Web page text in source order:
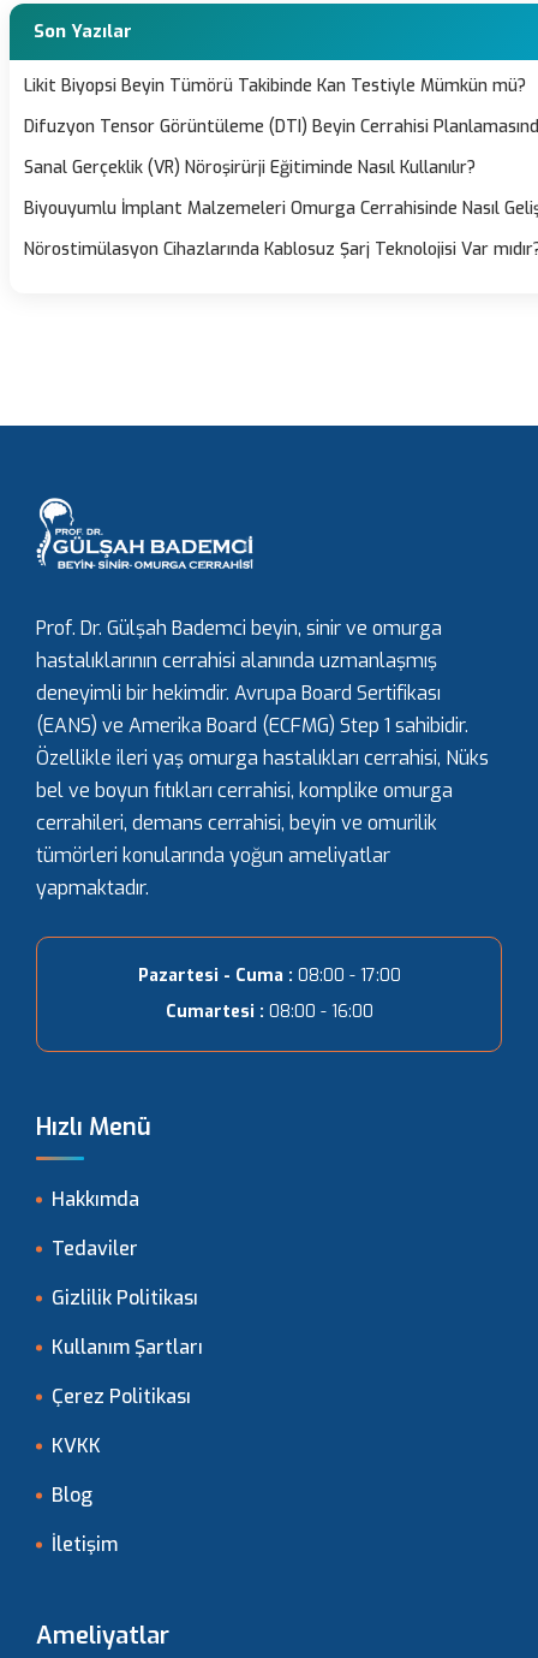
Son Yazılar
Likit Biyopsi Beyin Tümörü Takibinde Kan Testiyle Mümkün mü?
Difuzyon Tensor Görüntüleme (DTI) Beyin Cerrahisi
Sanal Gerçeklik (VR) Nöroşirürji Eğitiminde Nasıl Kullanılır?
Biyouyumlu İmplant Malzemeleri Omurga Cerrahisinde Nasıl
Nörostimülasyon Cihazlarında Kablosuz Şarj Teknolojisi Var
Prof. Dr. Gülşah Bademci beyin, sinir ve omurga
hastalıklarının cerrahisi alanında uzmanlaşmış
deneyimli bir hekimdir. Avrupa Board Sertifikası
(EANS) ve Amerika Board (ECFMG) Step 1 sahibidir.
Özellikle ileri yaş omurga hastalıkları cerrahisi, Nüks
bel ve boyun fıtıkları cerrahisi, komplike omurga
cerrahileri, demans cerrahisi, beyin ve omurilik
tümörleri konularında yoğun ameliyatlar
yapmaktadır.
Pazartesi - Cuma : 08:00 - 17:00
Cumartesi : 08:00 - 16:00
Hızlı Menü
Hakkımda
Tedaviler
Gizlilik Politikası
Kullanım Şartları
Çerez Politikası
KVKK
Blog
İletişim
Ameliyatlar